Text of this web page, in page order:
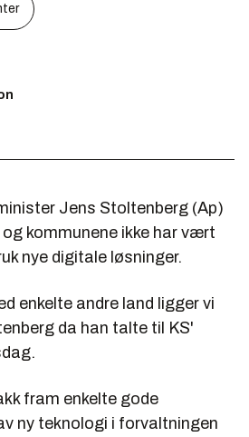
Jens Stoltenberg (Ap)
kommunene ikke har vært
nye digitale løsninger.
enkelte andre land ligger vi
da han talte til KS'
fram enkelte gode
ny teknologi i forvaltningen